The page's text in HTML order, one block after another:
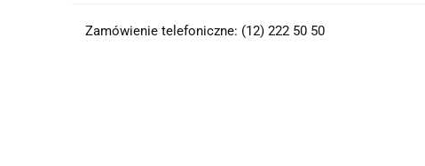
Zamówienie telefoniczne: (12) 222 50 50